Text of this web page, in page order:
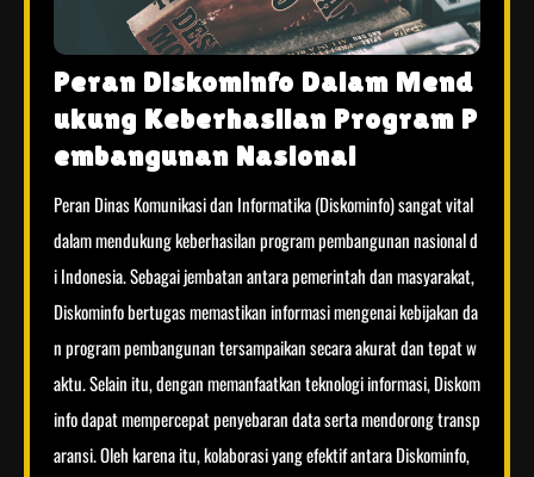
Peran Diskominfo Dalam Mend
ukung Keberhasilan Program P
embangunan Nasional
Peran Dinas Komunikasi dan Informatika (Diskominfo) sangat vital
dalam mendukung keberhasilan program pembangunan nasional d
i Indonesia. Sebagai jembatan antara pemerintah dan masyarakat,
Diskominfo bertugas memastikan informasi mengenai kebijakan da
n program pembangunan tersampaikan secara akurat dan tepat w
aktu. Selain itu, dengan memanfaatkan teknologi informasi, Diskom
info dapat mempercepat penyebaran data serta mendorong transp
aransi. Oleh karena itu, kolaborasi yang efektif antara Diskominfo,